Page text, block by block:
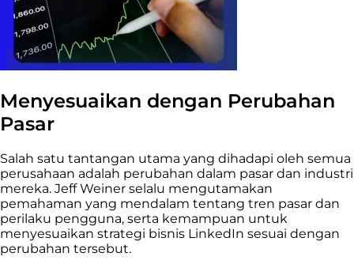
Menyesuaikan dengan Perubahan
Pasar
Salah satu tantangan utama yang dihadapi oleh semua
perusahaan adalah perubahan dalam pasar dan industri
mereka. Jeff Weiner selalu mengutamakan
pemahaman yang mendalam tentang tren pasar dan
perilaku pengguna, serta kemampuan untuk
menyesuaikan strategi bisnis LinkedIn sesuai dengan
perubahan tersebut.